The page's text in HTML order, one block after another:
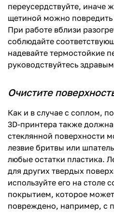
переусердствуйте, иначе
щетиной можно повредить
При работе вблизи
соблюдайте
надевайте термостойкие
руководствуйтесь
Очистите
Как и в случае с соплом,
3D-принтера также
стеклянной поверхности
лезвие бритвы или
любые остатки пластика.
для других твердых
используйте его на столе
покрытием, которое
повреждено, например, с